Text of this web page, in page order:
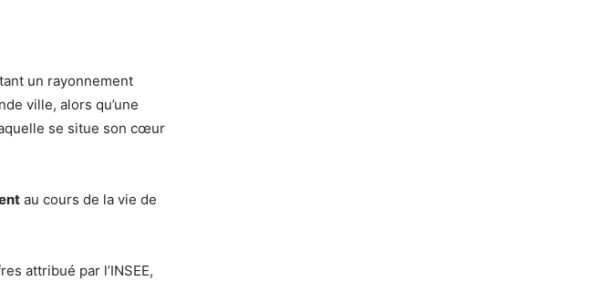
un rayonnement
ville, alors qu’une
se situe son cœur
au cours de la vie de
attribué par l’INSEE,